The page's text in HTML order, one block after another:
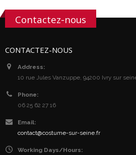
Contactez-nous
CONTACTEZ-NOUS
Address:
10 rue Jules Vanzuppe, 94200 Ivry sur
Phone:
06 25 62 27 16
Email:
contact@costume-sur-seine.fr
Working Days/Hours: